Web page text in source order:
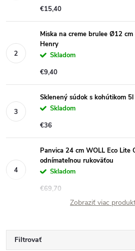
€15,40
Miska na creme brulee Ø12
Henry
Skladom
€9,40
Sklenený súdok s kohútikom 5l
Skladom
€36
Panvica 24 cm WOLL Eco Lite
odnímateľnou rukoväťou
Skladom
€69,70
Zobraziť viac
Filtrovať